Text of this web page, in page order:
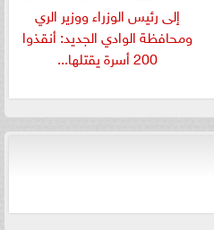
إلى رئيس الوزراء ووزير الري
ومحافظة الوادي الجديد: أنقذوا
200 أسرة يقتلها...